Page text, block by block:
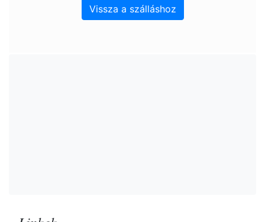
Vissza a szálláshoz